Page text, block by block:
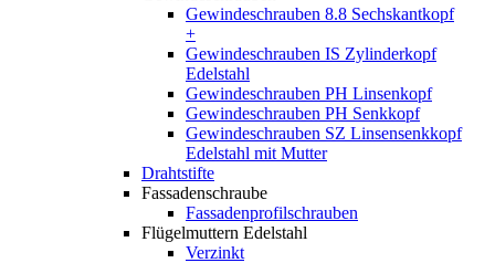
Gewindeschrauben 8.8 Sechskantkopf
+
Gewindeschrauben IS Zylinderkopf
Edelstahl
Gewindeschrauben PH Linsenkopf
Gewindeschrauben PH Senkkopf
Gewindeschrauben SZ Linsensenkkopf
Edelstahl mit Mutter
Drahtstifte
Fassadenschraube
Fassadenprofilschrauben
Flügelmuttern Edelstahl
Verzinkt